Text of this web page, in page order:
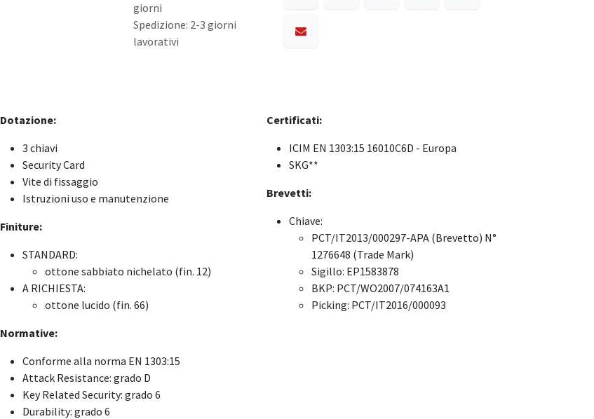
giorni
Spedizione: 2-3 giorni
lavorativi
Dotazione:
3 chiavi
Security Card
Vite di fissaggio
Istruzioni uso e manutenzione
Finiture:
STANDARD:
ottone sabbiato nichelato (fin. 12)
A RICHIESTA:
ottone lucido (fin. 66)
Normative:
Conforme alla norma EN 1303:15
Attack Resistance: grado D
Key Related Security: grado 6
Durability: grado 6
Certificati:
ICIM EN 1303:15 16010C6D - Europa
SKG**
Brevetti:
Chiave:
PCT/IT2013/000297-APA (Brevetto) N°
1276648 (Trade Mark)
Sigillo: EP1583878
BKP: PCT/WO2007/074163A1
Picking: PCT/IT2016/000093